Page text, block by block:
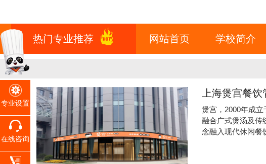
热门专业推荐 网站首页 学校简介
上海煲宫餐
煲宫，2000年成立
融合广式煲汤及传
念融入现代休闲餐
专业设置
在线咨询